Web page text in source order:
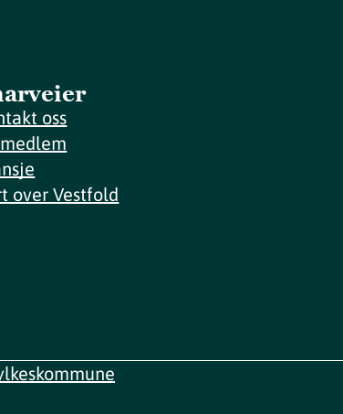
oss
over Vestfold